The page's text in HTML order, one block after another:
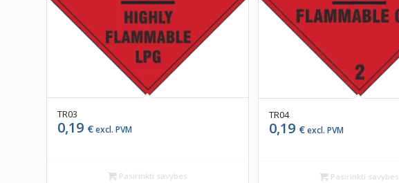
TR03
0,19 €excl. PVM
Pasirinkti savybes
TR04
0,19 €excl. PVM
Pasirinkti savybes